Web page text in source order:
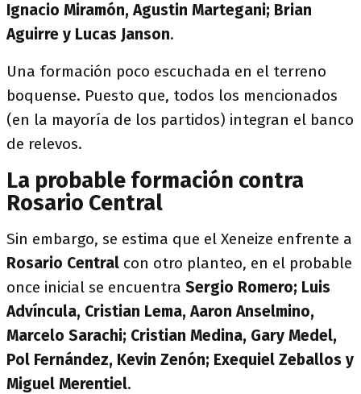
Ignacio Miramón, Agustin Martegani; Brian
Aguirre y Lucas Janson.
Una formación poco escuchada en el terreno
boquense. Puesto que, todos los mencionados
(en la mayoría de los partidos) integran el banco
de relevos.
La probable formación contra
Rosario Central
Sin embargo, se estima que el Xeneize enfrente a
Rosario Central con otro planteo, en el probable
once inicial se encuentra Sergio Romero; Luis
Advíncula, Cristian Lema, Aaron Anselmino,
Marcelo Sarachi; Cristian Medina, Gary Medel,
Pol Fernández, Kevin Zenón; Exequiel Zeballos y
Miguel Merentiel.